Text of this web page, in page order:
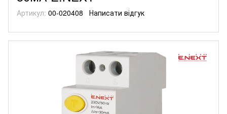
Артикул: 00-020408 Написати відгук